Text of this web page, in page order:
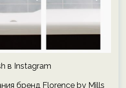
в Instagram
бренд Florence by Mills